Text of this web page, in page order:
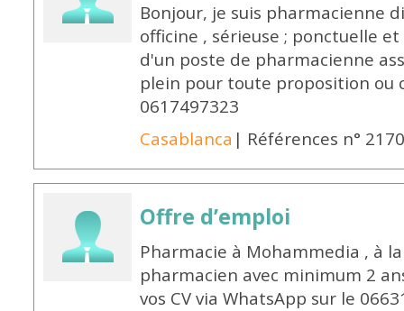
Bonjour, je suis pharmacienne
officine , sérieuse ; ponctuelle
d'un poste de pharmacienne
plein pour toute proposition ou
0617497323
Casablanca | Références n°
Offre d’emploi
Pharmacie à Mohammedia , à
pharmacien avec minimum 2
vos CV via WhatsApp sur le